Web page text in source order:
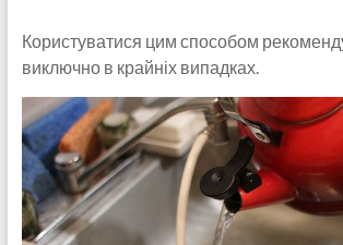
Користуватися цим способом
виключно в крайніх випадках.